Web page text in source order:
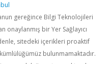
gereğince Bilgi Teknolojileri
onaylanmış bir Yer Sağlayıcı
sitedeki içerikleri proaktif
bulunmamaktadır.